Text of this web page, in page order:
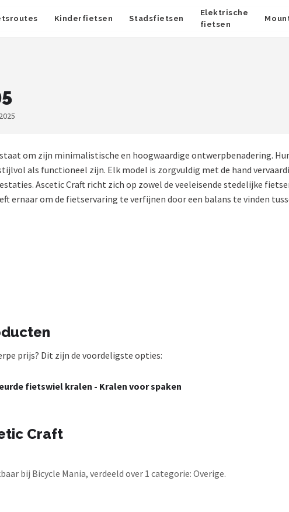
Kinderfietsen Stadsfietsen
Elektrische
fietsen
om zijn minimalistische en hoogwaardige ontwerpbenadering.
als functioneel zijn. Elk model is zorgvuldig met de hand
Ascetic Craft richt zich op zowel de veeleisende stedelijke
ernaar om de fietservaring te verfijnen door een balans te vinden
prijs? Dit zijn de voordeligste opties:
fietswiel kralen - Kralen voor spaken
Craft
bij Bicycle Mania, verdeeld over 1 categorie: Overige.